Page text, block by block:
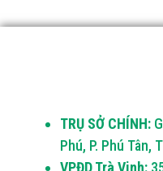
TRỤ SỞ CHÍNH:
Phú, P. Phú Tân,
VPĐD Trà Vinh: